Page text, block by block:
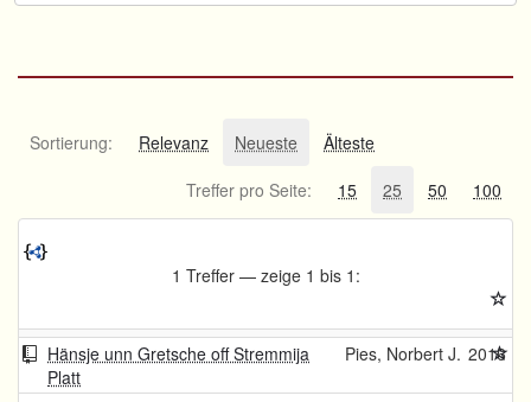
Sortierung: Relevanz Neueste
Älteste
Treffer pro Seite:
15 25 50 100
1 Treffer — zeige 1 bis 1:
Hänsje unn Gretsche off Stremmija
Platt
Pies, Norbert J. 2016